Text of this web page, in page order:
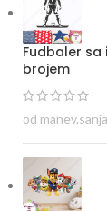
Fudbaler sa
brojem
od